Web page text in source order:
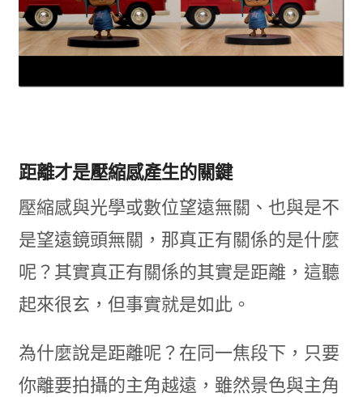
距離才是壓縮感產生的關鍵
壓縮感與光學或數位望遠無關、也與是不
是望遠鏡頭無關，那真正有關係的是什麼
呢？其實真正有關係的其實是距離，這聽
起來很玄，但事實就是如此。
為什麼說是距離呢？在同一焦段下，只要
你離要拍攝的主角越遠，雖然景色與主角